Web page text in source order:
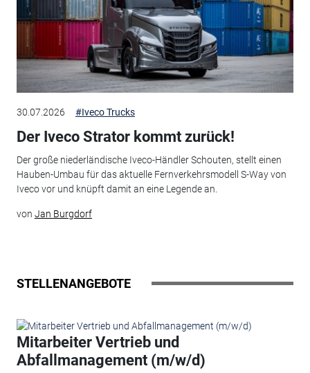
30.07.2026 #Iveco Trucks
Der Iveco Strator kommt zurück!
Der große niederländische Iveco-Händler Schouten, stellt einen
Hauben-Umbau für das aktuelle Fernverkehrsmodell S-Way von
Iveco vor und knüpft damit an eine Legende an.
von Jan Burgdorf
STELLENANGEBOTE
Mitarbeiter Vertrieb und
Abfallmanagement (m/w/d)